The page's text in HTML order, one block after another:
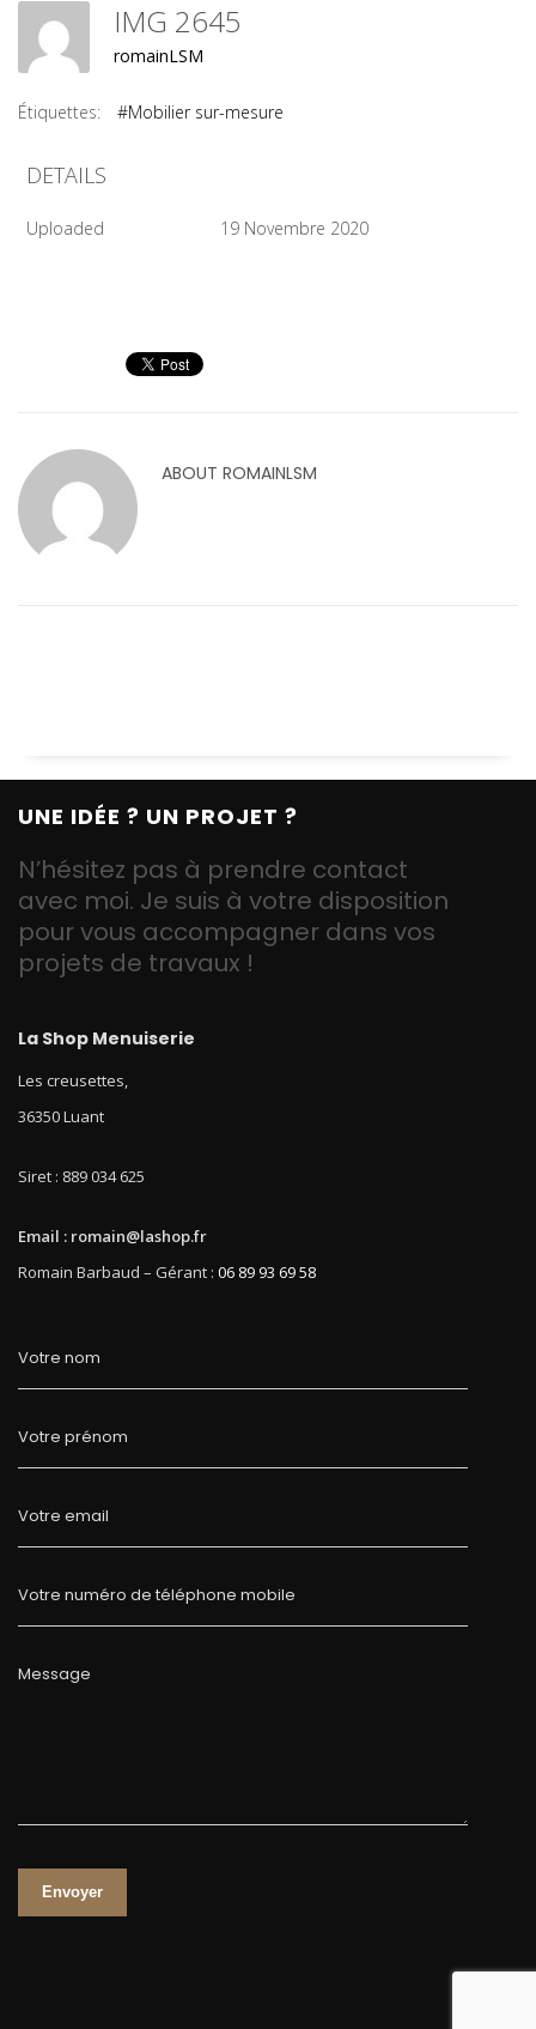
IMG 2645
romainLSM
Étiquettes: #Mobilier sur-mesure
DETAILS
Uploaded 19 Novembre 2020
ABOUT ROMAINLSM
UNE IDÉE ? UN PROJET ?
N’hésitez pas à prendre contact
avec moi. Je suis à votre disposition
pour vous accompagner dans vos
projets de travaux !
La Shop Menuiserie
Les creusettes,
36350 Luant
Siret : 889 034 625
Email : romain@lashop.fr
Romain Barbaud – Gérant : 06 89 93 69 58
Votre nom
Votre prénom
Votre email
Votre numéro de téléphone mobile
Message
Envoyer